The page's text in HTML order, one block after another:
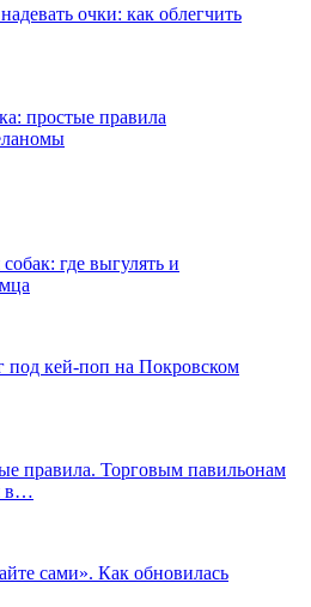
очки: как облегчить
простые правила
где выгулять и
под кей-поп на Покровском
правила. Торговым павильонам
в…
сами». Как обновилась